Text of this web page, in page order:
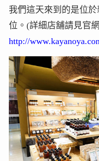
我們這天來到的是位
位。(詳細店舖請見官網
http://